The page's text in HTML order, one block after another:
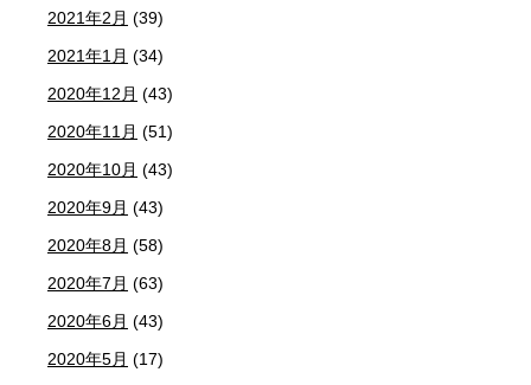
2021年2月 (39)
2021年1月 (34)
2020年12月 (43)
2020年11月 (51)
2020年10月 (43)
2020年9月 (43)
2020年8月 (58)
2020年7月 (63)
2020年6月 (43)
2020年5月 (17)